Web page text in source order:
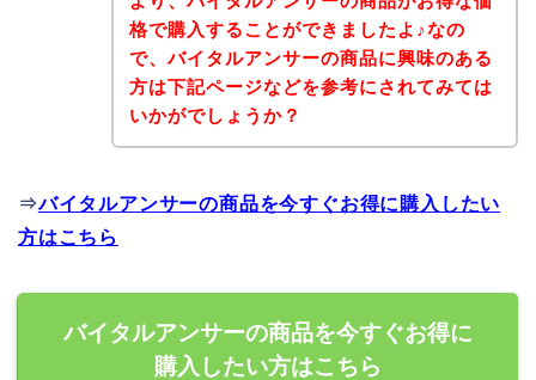
格で購入することができましたよ♪なの
で、バイタルアンサーの商品に興味のある
方は下記ページなどを参考にされてみては
いかがでしょうか？
⇒バイタルアンサーの商品を今すぐお得に購入したい
方はこちら
バイタルアンサーの商品を今すぐお得に
購入したい方はこちら